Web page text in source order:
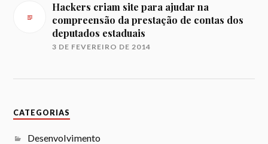
Hackers criam site para ajudar na
compreensão da prestação de contas dos
deputados estaduais
3 DE FEVEREIRO DE 2014
CATEGORIAS
Desenvolvimento